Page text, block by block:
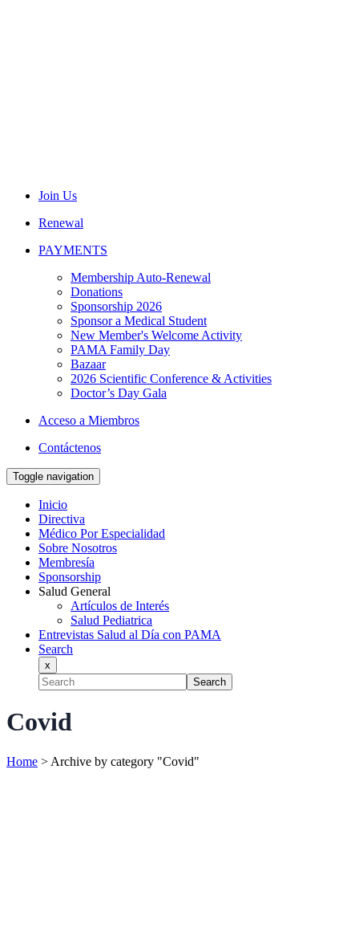
Join Us
Renewal
PAYMENTS
Membership Auto-Renewal
Donations
Sponsorship 2026
Sponsor a Medical Student
New Member's Welcome Activity
PAMA Family Day
Bazaar
2026 Scientific Conference & Activities
Doctor’s Day Gala
Acceso a Miembros
Contáctenos
Toggle navigation
Inicio
Directiva
Médico Por Especialidad
Sobre Nosotros
Membresía
Sponsorship
Salud General
Artículos de Interés
Salud Pediatrica
Entrevistas Salud al Día con PAMA
Search
x
Search
Covid
Home > Archive by category "Covid"